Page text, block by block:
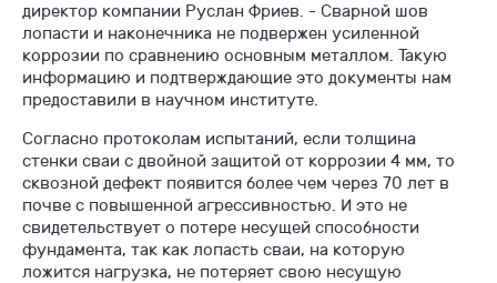
директор компании Руслан Фриев. - Сварной шов
лопасти и наконечника не подвержен усиленной
коррозии по сравнению основным металлом. Такую
информацию и подтверждающие это документы нам
предоставили в научном институте.
Согласно протоколам испытаний, если толщина
стенки сваи с двойной защитой от коррозии 4 мм, то
сквозной дефект появится более чем через 70 лет в
почве с повышенной агрессивностью. И это не
свидетельствует о потере несущей способности
фундамента, так как лопасть сваи, на которую
ложится нагрузка, не потеряет свою несущую